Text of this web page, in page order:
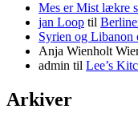
Mes er Mist lækre
jan Loop til
Syrien og Libanon
Anja Wienholt
admin til Lee’s
Arkiver